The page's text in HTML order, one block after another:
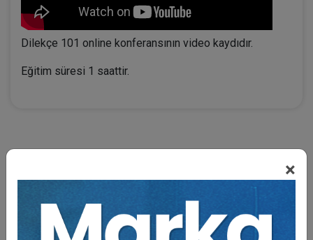
×
Dilekçe 101 online konferansının video kaydıdır.
Eğitim süresi 1 saattir.
BENZER VIDEO EĞITIMLER
Video Eğitim Abonesi Ol: Sadece 5490 TL / Yıllık